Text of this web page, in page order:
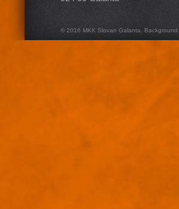
© 2016 MKK Slovan Galanta. Background